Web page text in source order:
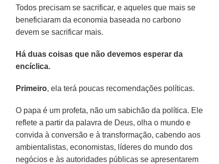
Todos precisam se sacrificar, e aqueles que mais se
beneficiaram da economia baseada no carbono
devem se sacrificar mais.
Há duas coisas que não devemos esperar da
encíclica.
Primeiro, ela terá poucas recomendações políticas.
O papa é um profeta, não um sabichão da política. Ele
reflete a partir da palavra de Deus, olha o mundo e
convida à conversão e à transformação, cabendo aos
ambientalistas, economistas, líderes do mundo dos
negócios e às autoridades públicas se apresentarem